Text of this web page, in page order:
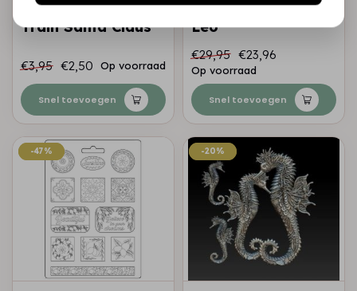
Soft Mould A5 -
Train Santa Claus
€3,95 €2,50 Op voorraad
Snel toevoegen
Zuri Mold - The
Leo
€29,95 €23,96
Op voorraad
Snel toevoegen
-47%
-47% -20%
-20%